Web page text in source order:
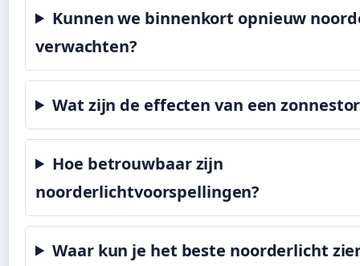
Kunnen we binnenkort opnieuw
verwachten?
Wat zijn de effecten van een
Hoe betrouwbaar zijn
noorderlichtvoorspellingen?
Waar kun je het beste noorderlicht